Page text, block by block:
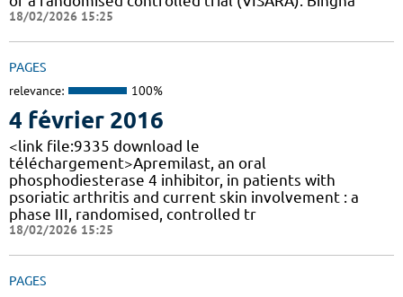
18/02/2026 15:25
PAGES
relevance: 100%
4 février 2016
<link file:9335 download le
téléchargement>Apremilast, an oral
phosphodiesterase 4 inhibitor, in patients with
psoriatic arthritis and current skin involvement : a
phase III, randomised, controlled tr
18/02/2026 15:25
PAGES